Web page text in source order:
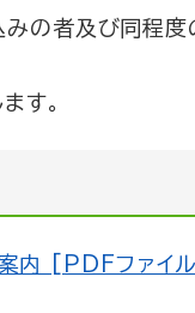
の者及び同程度
す。
内 [PDFファイ